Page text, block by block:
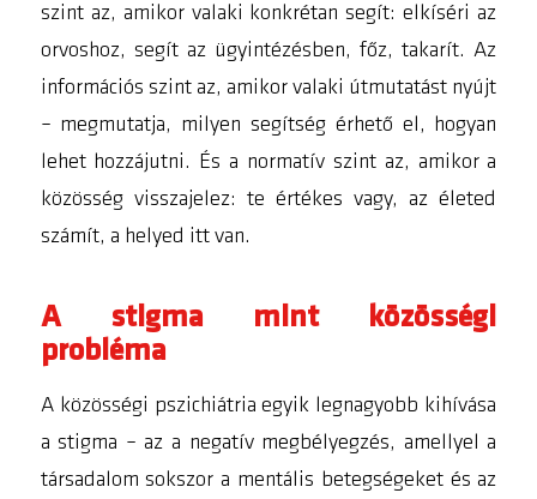
szint az, amikor valaki konkrétan segít: elkíséri az
orvoshoz, segít az ügyintézésben, főz, takarít. Az
információs szint az, amikor valaki útmutatást nyújt
– megmutatja, milyen segítség érhető el, hogyan
lehet hozzájutni. És a normatív szint az, amikor a
közösség visszajelez: te értékes vagy, az életed
számít, a helyed itt van.
A stigma mint közösségi
probléma
A közösségi pszichiátria egyik legnagyobb kihívása
a stigma – az a negatív megbélyegzés, amellyel a
társadalom sokszor a mentális betegségeket és az